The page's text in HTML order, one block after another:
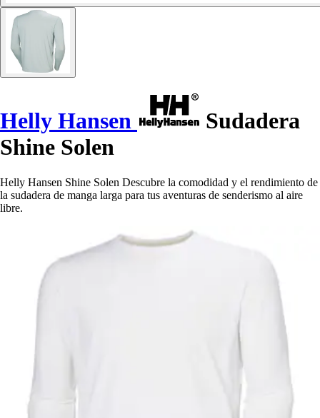
Helly Hansen
Sudadera
Shine Solen
Helly Hansen Shine Solen Descubre la comodidad y el rendimiento de
la sudadera de manga larga para tus aventuras de senderismo al aire
libre.